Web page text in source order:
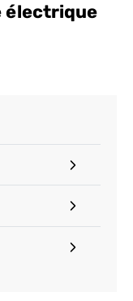
électrique